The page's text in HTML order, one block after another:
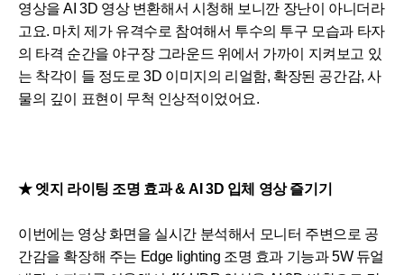
영상을 AI 3D 영상 변환해서 시청해 보니깐 장난이 아니더라
고요. 마치 제가 유격수로 참여해서 투수의 투구 모습과 타자
의 타격 순간을 야구장 그라운드 위에서 가까이 지켜보고 있
는 착각이 들 정도로 3D 이미지의 리얼함, 확장된 공간감, 사
물의 깊이 표현이 무척 인상적이었어요.
★ 엣지 라이팅 조명 효과 & AI 3D 입체 영상 즐기기
이번에는 영상 화면을 실시간 분석해서 모니터 주변으로 공
간감을 확장해 주는 Edge lighting 조명 효과 기능과 5W 듀얼